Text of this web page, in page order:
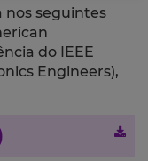
nos seguintes
do IEEE
Engineers),